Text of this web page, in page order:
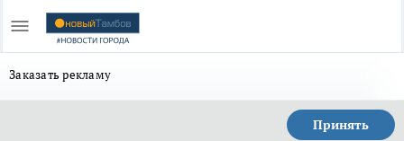
Заказать рекламу
Принять